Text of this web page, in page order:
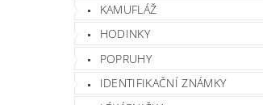
KAMUFLÁŽ
HODINKY
POPRUHY
IDENTIFIKAČNÍ ZNÁMKY